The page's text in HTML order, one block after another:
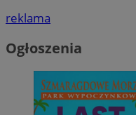
reklama
Ogłoszenia